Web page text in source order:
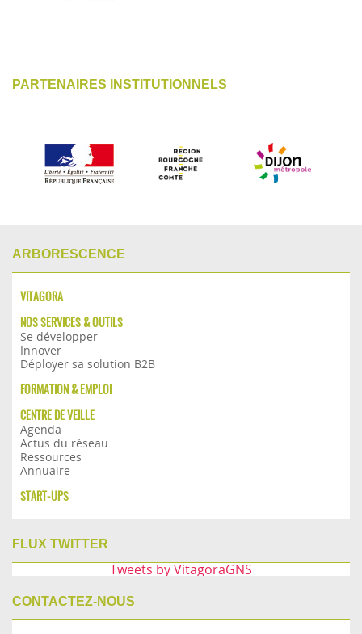
PARTENAIRES INSTITUTIONNELS
ARBORESCENCE
VITAGORA
NOS SERVICES & OUTILS
Se développer
Innover
Déployer sa solution B2B
FORMATION & EMPLOI
CENTRE DE VEILLE
Agenda
Actus du réseau
Ressources
Annuaire
START-UPS
FLUX TWITTER
Tweets by VitagoraGNS
CONTACTEZ-NOUS